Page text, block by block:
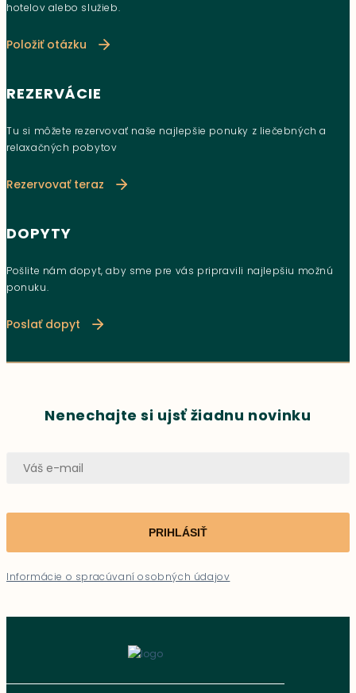
hotelov alebo služieb.
Položiť otázku
REZERVÁCIE
Tu si môžete rezervovať naše najlepšie ponuky z liečebných a
relaxačných pobytov
Rezervovať teraz
DOPYTY
Pošlite nám dopyt, aby sme pre vás pripravili najlepšiu možnú
ponuku.
Poslať dopyt
Nenechajte si ujsť žiadnu novinku
PRIHLÁSIŤ
Informácie o spracúvaní osobných údajov